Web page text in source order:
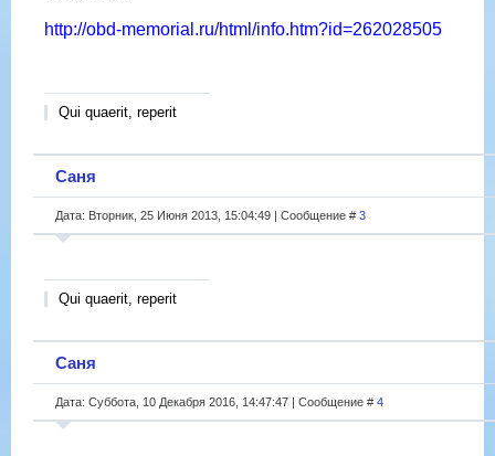
http://obd-memorial.ru/html/info.htm?id=262028505
Qui quaerit, reperit
Саня
Дата: Вторник, 25 Июня 2013, 15:04:49 | Сообщение # 3
Qui quaerit, reperit
Саня
Дата: Суббота, 10 Декабря 2016, 14:47:47 | Сообщение # 4